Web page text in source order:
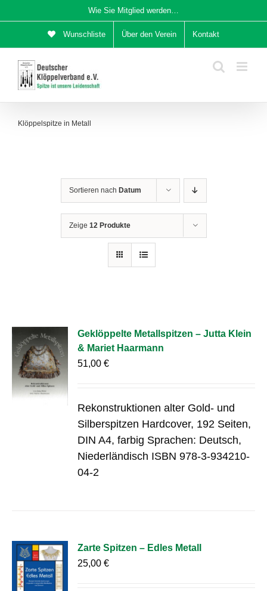
Inhalt
Wie Sie Mitglied werden…
Wunschliste Über den Verein Kontakt
Klöppelspitze in Metall
Sortieren nach Datum
Zeige 12 Produkte
Geklöppelte Metallspitzen – Jutta Klein
& Mariet Haarmann
51,00€
Rekonstruktionen alter Gold- und
Silberspitzen Hardcover, 192 Seiten,
DIN A4, farbig Sprachen: Deutsch,
Niederländisch ISBN 978-3-934210-
04-2
Zarte Spitzen – Edles Metall
25,00€